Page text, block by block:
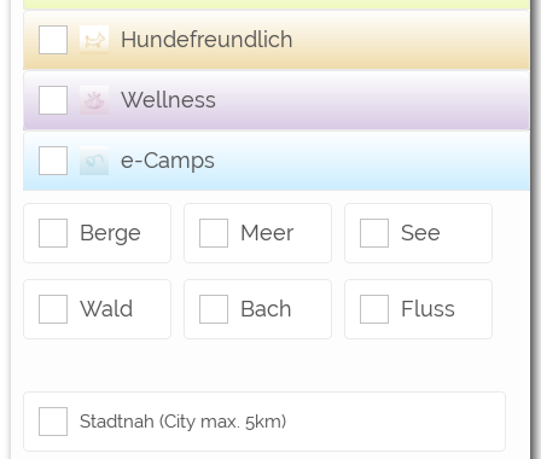
Hundefreundlich
Wellness
e-Camps
Berge Meer See
Wald Bach Fluss
Stadtnah (City max. 5km)
Google AdSense
https://policies.google.com/privacy
Google Remarketing
https://policies.google.com/privacy
Die Cookieeinstellungen können jeder Zeit im Footer
über "COOKIES" geändert werden!